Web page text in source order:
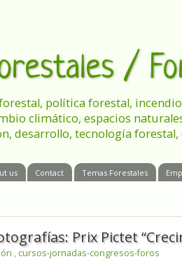
/
política forestal,
climático, espacios
desarrollo, tecnología
us Contact Temas Forestales
Prix Pictet
, cursos-jornadas-congresos-foros